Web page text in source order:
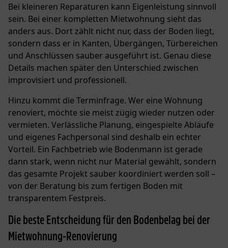
Bei kleineren Reparaturen kann Eigenleistung sinnvoll
sein. Bei einer kompletten Mietwohnung sieht das
anders aus. Dort zählt nicht nur, dass der Boden liegt,
sondern dass er in Kanten, Übergängen, Türbereichen
und Anschlüssen sauber ausgeführt ist. Genau diese
Details machen später den Unterschied zwischen
improvisiert und professionell.
Hinzu kommt die Terminfrage. Wer eine Wohnung
renoviert, möchte sie meist zügig wieder nutzen oder
vermieten. Verlässliche Planung, eingespielte Abläufe
und eigenes Fachpersonal sind deshalb ein echter
Vorteil. Ein Fachbetrieb wie Bodenmann ist gerade
dann stark, wenn nicht nur Material gewählt, sondern
das gesamte Projekt sauber koordiniert werden soll –
von der Beratung bis zum fertigen Boden mit
transparentem Festpreis.
Die beste Entscheidung für den Bodenbelag bei der
Mietwohnung-Renovierung